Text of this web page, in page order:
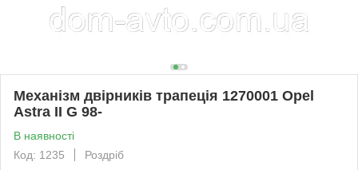
Механізм двірників трапеція 1270001 Opel
Astra II G 98-
В наявності
Код: 1235
Роздріб